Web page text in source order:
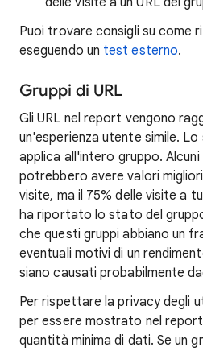
Puoi trovare consigli su come
eseguendo un test esterno.
Gruppi di URL
Gli URL nel report vengono
un'esperienza utente simile. Lo
applica all'intero gruppo. Alcuni
potrebbero avere valori
visite, ma il 75% delle visite a
ha riportato lo stato del
che questi gruppi abbiano un
eventuali motivi di un
siano causati probabilmente
Per rispettare la privacy degli
per essere mostrato nel
quantità minima di dati. Se un